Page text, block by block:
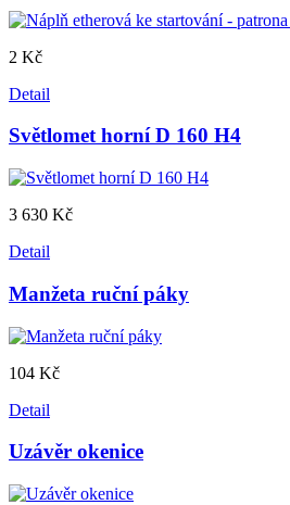
2 Kč
Detail
Světlomet horní D 160 H4
3 630 Kč
Detail
Manžeta ruční páky
104 Kč
Detail
Uzávěr okenice